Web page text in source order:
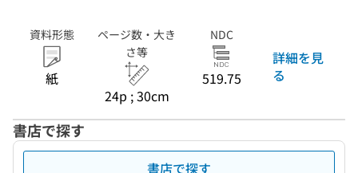
資料形態
紙
ページ数・大き
さ等
24p ; 30cm
NDC
519.75
詳細を見
る
書店で探す
書店で探す